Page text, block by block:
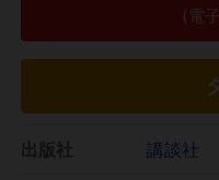
(電
講談社